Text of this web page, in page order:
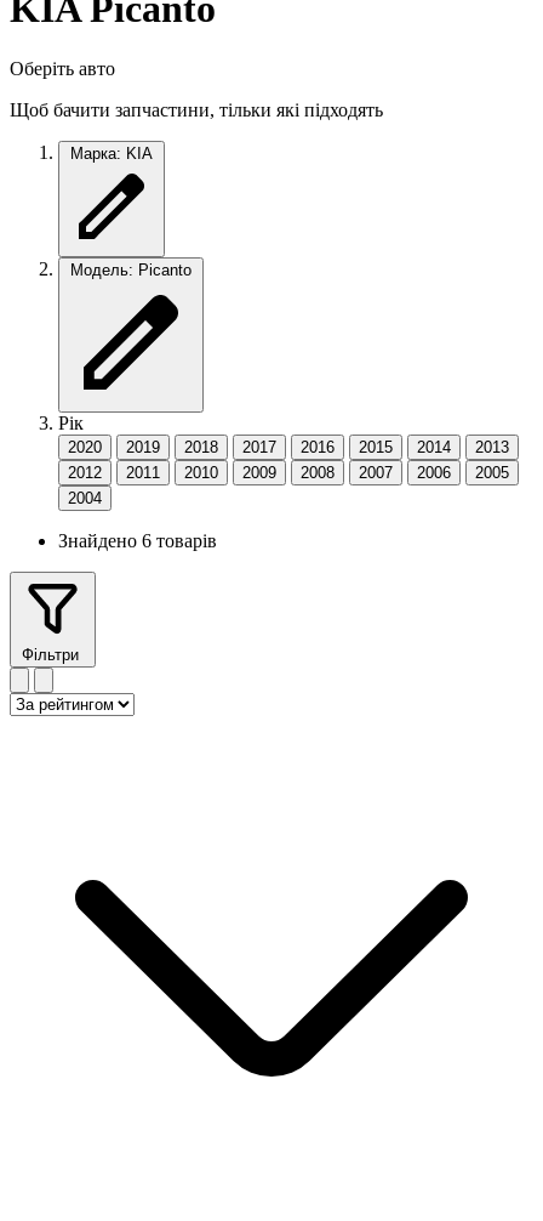
KIA Picanto
Оберіть авто
Щоб бачити запчастини, тільки які підходять
Марка: KIA
Модель: Picanto
Рік
2020 2019 2018 2017 2016 2015 2014
2013
2012
2011 2010 2009 2008 2007 2006
2005
2004
Знайдено 6 товарів
Фільтри